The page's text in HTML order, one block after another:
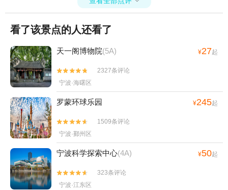
波博物院+岩头古村漂流+宁波奇e国+象山鲤
龙潭森林公园+象山民俗文化村+人间弥勒(雪
窦寺)+四明湖+老外滩+五磊寺+宁波三江口
+千丈岩+白水冲瀑布+四明山庄+溪口斑竹漂
流+石浦捕鱼+宁波万竹漂流+东钱湖水上乐
园+四明山地质公园景区+浙东小九寨+宁波
3D艺术节+宁波文化广场冰雪文化节+宁波天
意游泳培训+宁波3D蜡像展+杭州湾海皮岛水
世界+四明湖开元山庄+梅山湾沙滩公园+宁
波富邦体育场+罗蒙环球乐园+宁波大剧院
+慈溪达蓬山温泉+慈城孔庙+慈城县衙+慈城
校士馆+宁波方特东方神画+宁波本地玩乐
+象山御海湾沙滩+岩头古村奇遇谷+宁波植
物园+杭州湾萤火虫城堡+宁波文昌阁+溪口
小洋房+妙高台+雪窦山招待所+溪口老街+
看了该景点的人还看了
天一阁博物院(5A) ¥27起


2327条评论
宁波·海曙区
罗蒙环球乐园 ¥245起


1509条评论
宁波·鄞州区
宁波科学探索中心(4A) ¥50起


323条评论
宁波·江东区